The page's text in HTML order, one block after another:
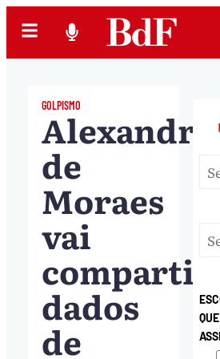
GOLPISMO
Alexandre
de
Moraes
vai
dados
de